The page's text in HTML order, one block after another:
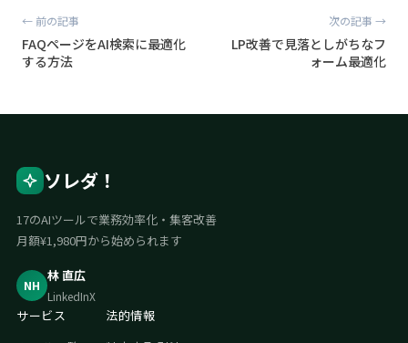
← 前の記事
FAQページをAI検索に最適化
する方法
次の記事 →
LP改善で見落としがちなフ
ォーム最適化
ソレダ！
17のAIツールで業務効率化・集客改善
月額¥1,980円から始められます
NH
林 直広
LinkedInX
サービス 法的情報